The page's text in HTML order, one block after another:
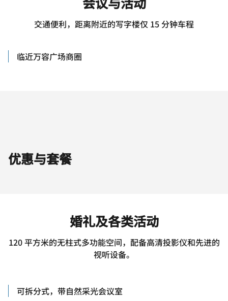
交通便利，距离附近的写字楼仅 15 分钟车程
临近万容广场商圈
优惠与套餐
婚礼及各类活动
120 平方米的无柱式多功能空间，配备高清投影仪和先进的
视听设备。
可拆分式，带自然采光会议室